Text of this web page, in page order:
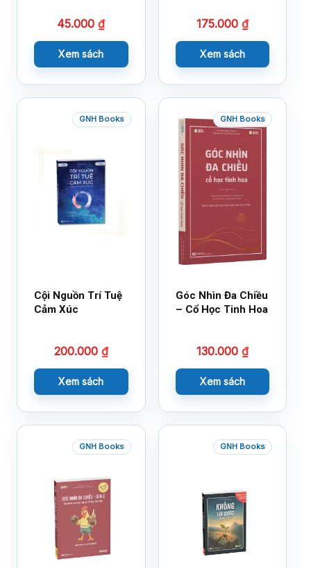
45.000₫
Xem sách
175.000 ₫
Xem sách
GNH Books
Cội Nguồn Trí Tuệ
Cảm Xúc
200.000 ₫
Xem sách
GNH Books
Góc Nhìn Đa Chiều
– Cổ Học Tinh Hoa
130.000 ₫
Xem sách
GNH Books GNH Books